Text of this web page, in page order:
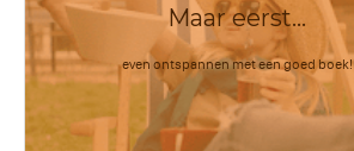
Maar eerst...
even ontspannen met een goed boek!